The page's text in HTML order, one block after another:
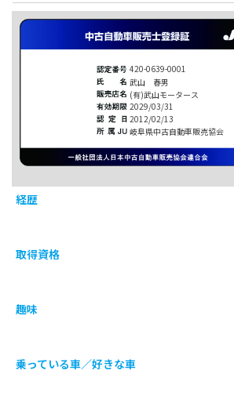
420-0639-0001
武山 春男
(有)武山モータース
2029/03/31
2012/02/13
岐阜県中古自動車販売協会
経歴
取得資格
趣味
乗っている車／好きな車